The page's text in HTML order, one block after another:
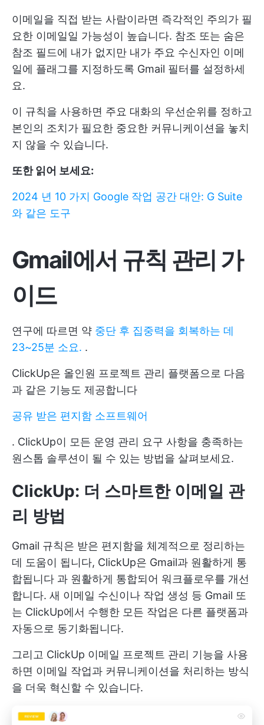
이메일을 직접 받는 사람이라면 즉각적인 주의가 필
요한 이메일일 가능성이 높습니다. 참조 또는 숨은
참조 필드에 내가 없지만 내가 주요 수신자인 이메
일에 플래그를 지정하도록 Gmail 필터를 설정하세
요.
이 규칙을 사용하면 주요 대화의 우선순위를 정하고
본인의 조치가 필요한 중요한 커뮤니케이션을 놓치
지 않을 수 있습니다.
또한 읽어 보세요:
2024 년 10 가지 Google 작업 공간 대안: G Suite
와 같은 도구
Gmail에서 규칙 관리 가
이드
연구에 따르면 약 중단 후 집중력을 회복하는 데
23~25분 소요. .
ClickUp은 올인원 프로젝트 관리 플랫폼으로 다음
과 같은 기능도 제공합니다
공유 받은 편지함 소프트웨어
. ClickUp이 모든 운영 관리 요구 사항을 충족하는
원스톱 솔루션이 될 수 있는 방법을 살펴보세요.
ClickUp: 더 스마트한 이메일 관
리 방법
Gmail 규칙은 받은 편지함을 체계적으로 정리하는
데 도움이 됩니다, ClickUp은 Gmail과 원활하게 통
합됩니다 과 원활하게 통합되어 워크플로우를 개선
합니다. 새 이메일 수신이나 작업 생성 등 Gmail 또
는 ClickUp에서 수행한 모든 작업은 다른 플랫폼과
자동으로 동기화됩니다.
그리고 ClickUp 이메일 프로젝트 관리 기능을 사용
하면 이메일 작업과 커뮤니케이션을 처리하는 방식
을 더욱 혁신할 수 있습니다.